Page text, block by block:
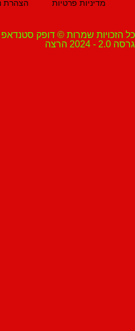
מדיניות פרטיות הצהרת נגישות
שמרות © דופק סטנדאפ ובידור 2014-2024.